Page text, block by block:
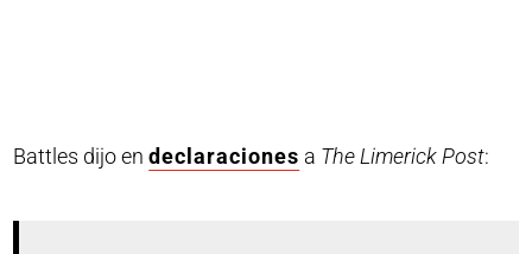
Battles dijo endeclaraciones a The Limerick Post: